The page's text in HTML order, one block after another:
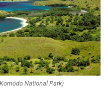
National Park)